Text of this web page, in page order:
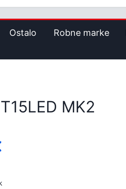
Ostalo Robne marke
MK2